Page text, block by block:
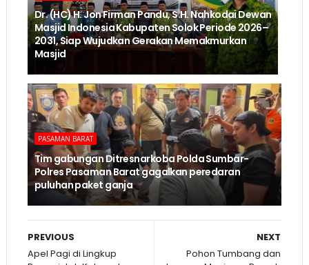
Dr. (HC) H. Jon Firman Pandu, S.H. Nahkodai Dewan
Masjid Indonesia Kabupaten Solok Periode 2026–
2031, Siap Wujudkan Gerakan Memakmurkan
Masjid
PASAMAN BARAT
Tim gabungan Ditresnarkoba Polda Sumbar-
Polres Pasaman Barat gagalkan peredaran
puluhan paket ganja
NEXT
Pohon Tumbang dan
PREVIOUS
Apel Pagi di Lingkup